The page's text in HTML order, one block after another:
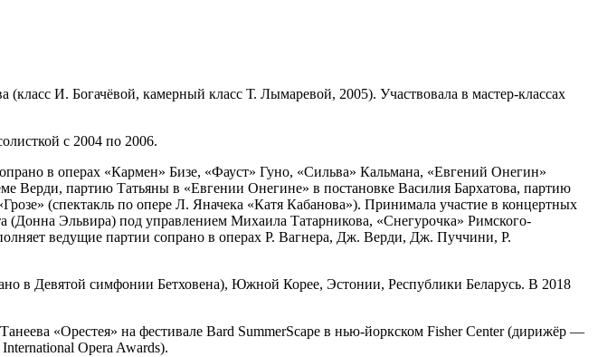
И. Богачёвой, камерный класс Т. Лымаревой, 2005). Участвовала в мастер-классах
с 2004 по 2006.
в операх «Кармен» Бизе, «Фауст» Гуно, «Сильва» Кальмана, «Евгений Онегин»
Верди, партию Татьяны в «Евгении Онегине» в постановке Василия Бархатова, партию
(спектакль по опере Л. Яначека «Катя Кабанова»). Принимала участие в концертных
Эльвира) под управлением Михаила Татарникова, «Снегурочка» Римского-
ведущие партии сопрано в операх Р. Вагнера, Дж. Верди, Дж. Пуччини, Р.
в Девятой симфонии Бетховена), Южной Корее, Эстонии, Республики Беларусь. В 2018
«Орестея» на фестивале Bard SummerScape в нью-йоркском Fisher Center (дирижёр —
Opera Awards).